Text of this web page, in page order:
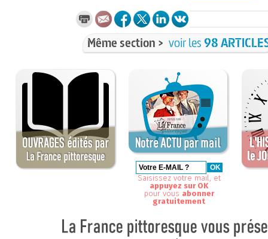
Même section > voir les98
Saisissez votre mail, et
appuyez sur OK
pour vous abonner
gratuitement